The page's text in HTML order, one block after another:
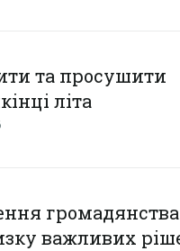
та просушити
літа
важливих